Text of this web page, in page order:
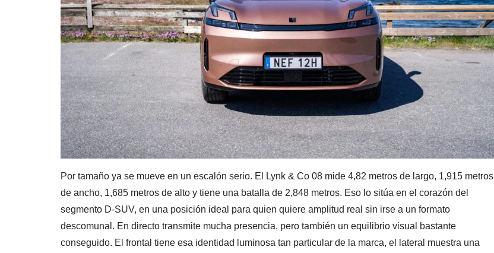
Por tamaño ya se mueve en un escalón serio. El Lynk & Co 08 mide 4,82 metros de largo, 1,915 metros
de ancho, 1,685 metros de alto y tiene una batalla de 2,848 metros. Eso lo sitúa en el corazón del
segmento D-SUV, en una posición ideal para quien quiere amplitud real sin irse a un formato
descomunal. En directo transmite mucha presencia, pero también un equilibrio visual bastante
conseguido. El frontal tiene esa identidad luminosa tan particular de la marca, el lateral muestra una